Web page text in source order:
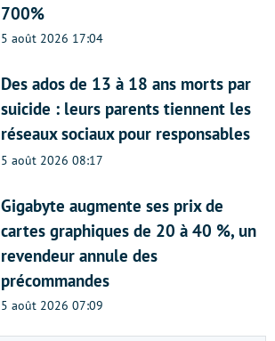
700%
5 août 2026 17:04
Des ados de 13 à 18 ans morts par
suicide : leurs parents tiennent les
réseaux sociaux pour responsables
5 août 2026 08:17
Gigabyte augmente ses prix de
cartes graphiques de 20 à 40 %, un
revendeur annule des
précommandes
5 août 2026 07:09